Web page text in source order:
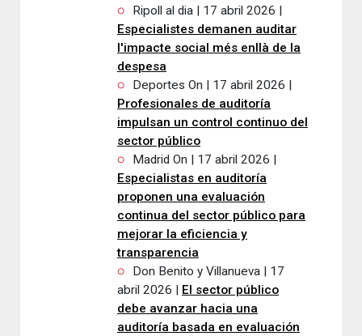
Ripoll al dia | 17 abril 2026 |
Especialistes demanen auditar
l'impacte social més enllà de la
despesa
Deportes On | 17 abril 2026 |
Profesionales de auditoría
impulsan un control continuo del
sector público
Madrid On | 17 abril 2026 |
Especialistas en auditoría
proponen una evaluación
continua del sector público para
mejorar la eficiencia y
transparencia
Don Benito y Villanueva | 17
abril 2026 | El sector público
debe avanzar hacia una
auditoría basada en evaluación